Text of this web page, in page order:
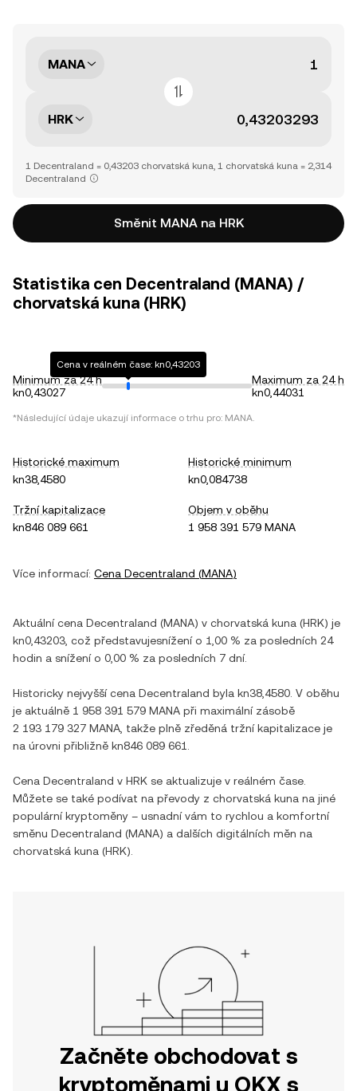
MANA
HRK
1 Decentraland = 0,43203 chorvatská kuna, 1 chorvatská kuna = 2,314
Decentraland
Směnit MANA na HRK
Statistika cen Decentraland (MANA) /
chorvatská kuna (HRK)
Minimum za 24 h
kn0,43027
Cena v reálném čase: kn0,43203
Maximum za 24 h
kn0,44031
*Následující údaje ukazují informace o trhu pro: MANA.
Historické maximum
kn38,4580
Historické minimum
kn0,084738
Tržní kapitalizace
kn846 089 661
Objem v oběhu
1 958 391 579 MANA
Více informací: Cena Decentraland (MANA)
Aktuální cena Decentraland (MANA) v chorvatská kuna (HRK) je
kn0,43203 , což představujesníženío 1,00 % za posledních 24
hodin a sníženío 0,00 % za posledních 7 dní.
Historicky nejvyšší cena Decentraland byla kn38,4580 . V oběhu
je aktuálně 1 958 391 579 MANA při maximální zásobě
2 193 179 327 MANA , takže plně zředěná tržní kapitalizace je
na úrovni přibližně kn846 089 661
Cena Decentraland v HRK se aktualizuje v reálném čase.
Můžete se také podívat na převody z chorvatská kuna na jiné
populární kryptoměny – usnadní vám to rychlou a komfortní
směnu Decentraland (MANA) a dalších digitálních měn na
chorvatská kuna (HRK).
Začněte obchodovat s
kryptoměnami u OKX s